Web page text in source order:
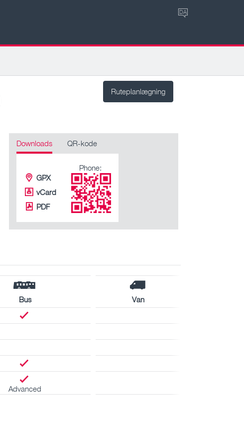
DA
Ruteplanlægning
Downloads QR-kode
GPX
vCard
PDF
Phone:
Bus
Van
Advanced